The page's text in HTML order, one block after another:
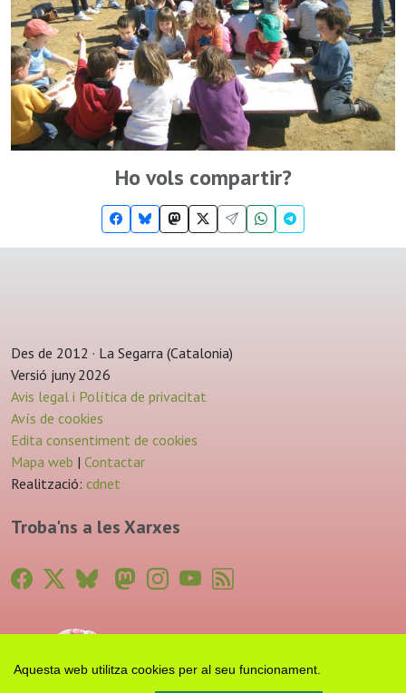
Aquesta web utilitza cookies per al seu funcionament.
Ho vols compartir?
Des de 2012 · La Segarra (Catalonia)
Versió juny 2026
Avis legal i Política de privacitat
Avís de cookies
Edita consentiment de cookies
Mapa web | Contactar
Realització: cdnet
Troba'ns a les Xarxes